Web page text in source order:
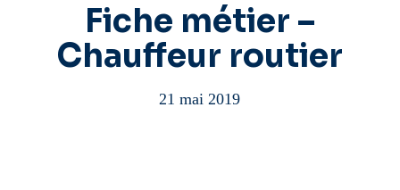
Fiche métier –
Chauffeur routier
21 mai 2019